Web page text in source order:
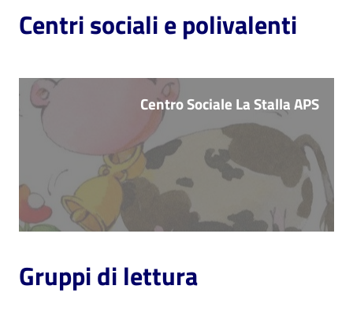
Centri sociali e polivalenti
Centro Sociale La Stalla APS
Gruppi di lettura